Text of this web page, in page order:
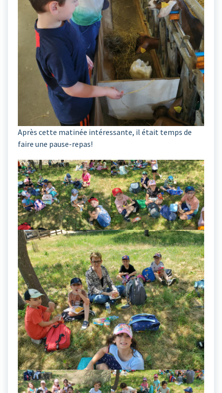
Après cette matinée intéressante, il était temps de
faire une pause-repas!